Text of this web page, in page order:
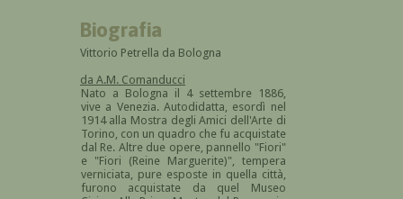
Biografia
Vittorio Petrella da Bologna
da A.M. Comanducci
Nato a Bologna il 4 settembre 1886,
vive a Venezia. Autodidatta, esordì nel
1914 alla Mostra degli Amici dell'Arte di
Torino, con un quadro che fu acquistate
dal Re. Altre due opere, pannello "Fiori"
e "Fiori (Reine Marguerite)", tempera
verniciata, pure esposte in quella città,
furono acquistate da quel Museo